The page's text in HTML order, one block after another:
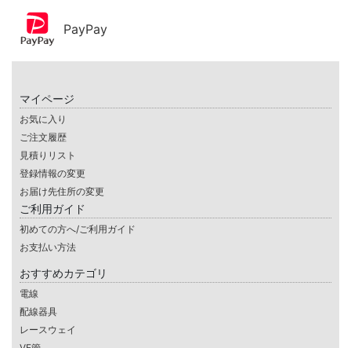
PayPay
マイページ
お気に入り
ご注文履歴
見積りリスト
登録情報の変更
お届け先住所の変更
ご利用ガイド
初めての方へ/ご利用ガイド
お支払い方法
おすすめカテゴリ
電線
配線器具
レースウェイ